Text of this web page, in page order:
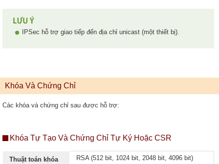
IPSec hỗ trợ giao tiếp đến địa chỉ unicast (một thiết bị).
Khóa Và Chứng Chỉ
Các khóa và chứng chỉ sau được hỗ trợ:
Khóa Tự Tạo Và Chứng Chỉ Tự Ký Hoặc CSR
Thuật toán khóa
RSA (512 bit, 1024 bit, 2048 bit, 4096 bit)